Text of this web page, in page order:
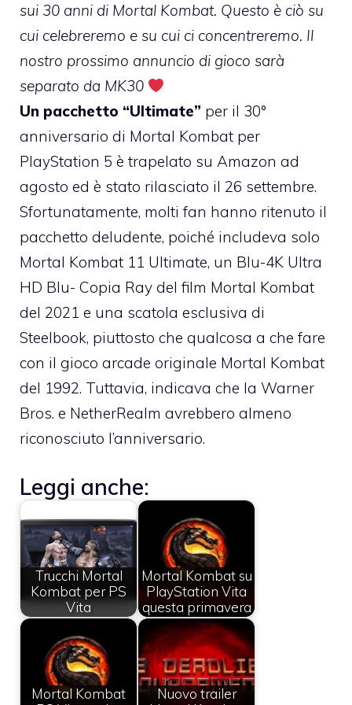
sui 30 anni di Mortal Kombat. Questo è ciò su
cui celebreremo e su cui ci concentreremo. Il
nostro prossimo annuncio di gioco sarà
separato da MK30
Un pacchetto “Ultimate” per il 30°
anniversario di Mortal Kombat per
PlayStation 5 è trapelato su Amazon ad
agosto ed è stato rilasciato il 26 settembre.
Sfortunatamente, molti fan hanno ritenuto il
pacchetto deludente, poiché includeva solo
Mortal Kombat 11 Ultimate, un Blu-4K Ultra
HD Blu- Copia Ray del film Mortal Kombat
del 2021 e una scatola esclusiva di
Steelbook, piuttosto che qualcosa a che fare
con il gioco arcade originale Mortal Kombat
del 1992. Tuttavia, indicava che la Warner
Bros. e NetherRealm avrebbero almeno
riconosciuto l’anniversario.
Leggi anche:
Trucchi Mortal
Kombat per PS
Vita
Mortal Kombat su
PlayStation Vita
questa primavera
Mortal Kombat
Nuovo trailer